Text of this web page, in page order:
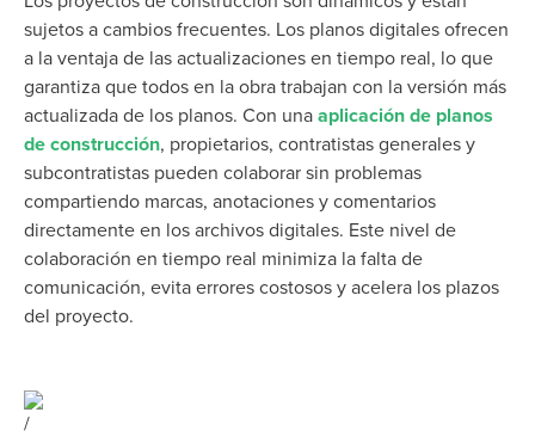
sujetos a cambios frecuentes. Los planos digitales ofrecen
a la ventaja de las actualizaciones en tiempo real, lo que
garantiza que todos en la obra trabajan con la versión más
actualizada de los planos. Con una aplicación de planos
de construcción, propietarios, contratistas generales y
subcontratistas pueden colaborar sin problemas
compartiendo marcas, anotaciones y comentarios
directamente en los archivos digitales. Este nivel de
colaboración en tiempo real minimiza la falta de
comunicación, evita errores costosos y acelera los plazos
del proyecto.